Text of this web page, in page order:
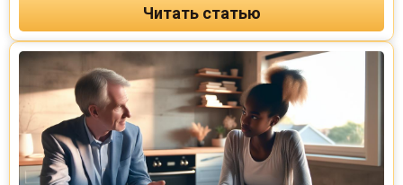
Читать статью